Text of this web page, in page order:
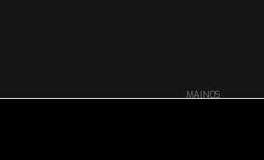
MAINOS